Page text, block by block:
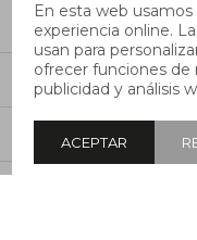
En esta web
experiencia online.
usan para
ofrecer funciones de
publicidad y análisis
ACEPTAR
EMPRESA
COMPRA
MI CUENTA